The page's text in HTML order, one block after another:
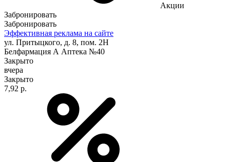
Акции
Забронировать
Забронировать
Эффективная реклама на сайте
ул. Притыцкого, д. 8, пом. 2Н
Белфармация А Аптека №40
Закрыто
вчера
Закрыто
7,92 р.